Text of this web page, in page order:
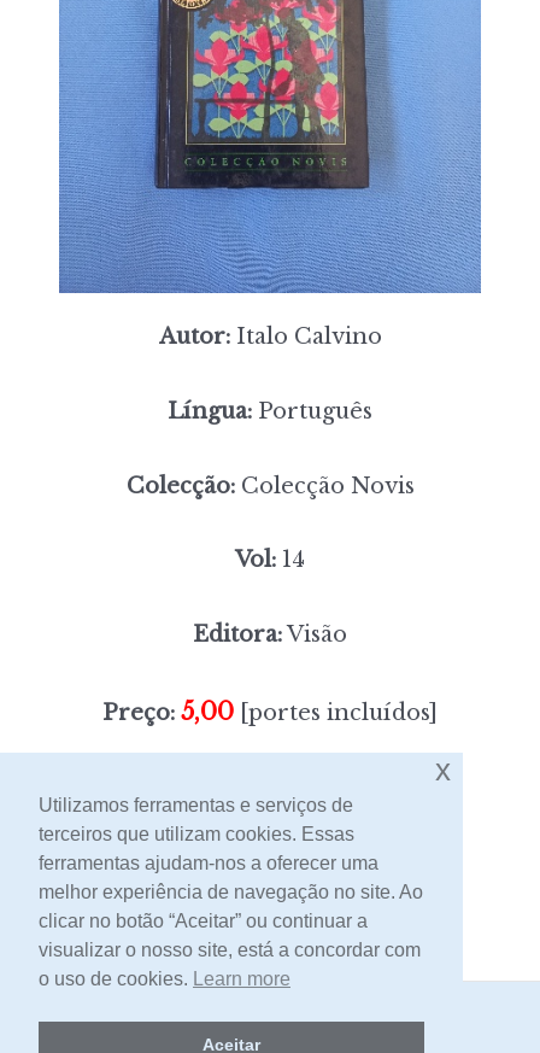
Autor:Italo Calvino
Língua: Português
Colecção:Colecção Novis
Vol: 14
Editora:Visão
Preço: 5,00 [portes incluídos]
Sem stock
Contacto
2026 -Livraria Egrégora
Utilizamos ferramentas e serviços de
terceiros que utilizam cookies. Essas
ferramentas ajudam-nos a oferecer uma
melhor experiência de navegação no site. Ao
clicar no botão “Aceitar” ou continuar a
visualizar o nosso site, está a concordar com
o uso de cookies. Learn more
Aceitar
x